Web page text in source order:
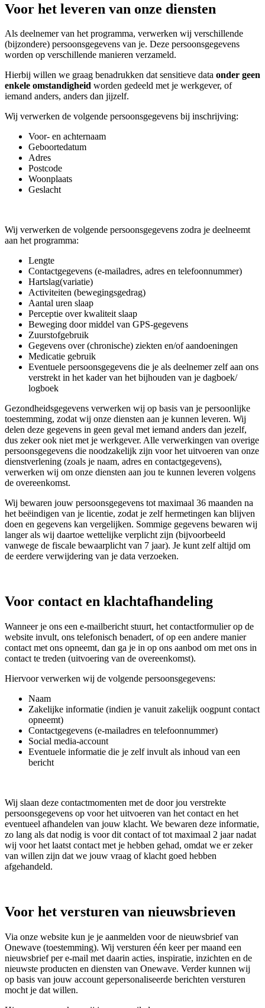
Voor het leveren van onze diensten
Als deelnemer van het programma, verwerken wij verschillende
(bijzondere) persoonsgegevens van je. Deze persoonsgegevens
worden op verschillende manieren verzameld.
Hierbij willen we graag benadrukken dat sensitieve data onder geen
enkele omstandigheid worden gedeeld met je werkgever, of
iemand anders, anders dan jijzelf.
Wij verwerken de volgende persoonsgegevens bij inschrijving:
Voor- en achternaam
Geboortedatum
Adres
Postcode
Woonplaats
Geslacht
Wij verwerken de volgende persoonsgegevens zodra je deelneemt
aan het programma:
Lengte
Contactgegevens (e-mailadres, adres en telefoonnummer)
Hartslag(variatie)
Activiteiten (bewegingsgedrag)
Aantal uren slaap
Perceptie over kwaliteit slaap
Beweging door middel van GPS-gegevens
Zuurstofgebruik
Gegevens over (chronische) ziekten en/of aandoeningen
Medicatie gebruik
Eventuele persoonsgegevens die je als deelnemer zelf aan ons
verstrekt in het kader van het bijhouden van je dagboek/
logboek
Gezondheidsgegevens verwerken wij op basis van je persoonlijke
toestemming, zodat wij onze diensten aan je kunnen leveren. Wij
delen deze gegevens in geen geval met iemand anders dan jezelf,
dus zeker ook niet met je werkgever. Alle verwerkingen van overige
persoonsgegevens die noodzakelijk zijn voor het uitvoeren van onze
dienstverlening (zoals je naam, adres en contactgegevens),
verwerken wij om onze diensten aan jou te kunnen leveren volgens
de overeenkomst.
Wij bewaren jouw persoonsgegevens tot maximaal 36 maanden na
het beëindigen van je licentie, zodat je zelf hermetingen kan blijven
doen en gegevens kan vergelijken. Sommige gegevens bewaren wij
langer als wij daartoe wettelijke verplicht zijn (bijvoorbeeld
vanwege de fiscale bewaarplicht van 7 jaar). Je kunt zelf altijd om
de eerdere verwijdering van je data verzoeken.
Voor contact en klachtafhandeling
Wanneer je ons een e-mailbericht stuurt, het contactformulier op de
website invult, ons telefonisch benadert, of op een andere manier
contact met ons opneemt, dan ga je in op ons aanbod om met ons in
contact te treden (uitvoering van de overeenkomst).
Hiervoor verwerken wij de volgende persoonsgegevens:
Naam
Zakelijke informatie (indien je vanuit zakelijk oogpunt contact
opneemt)
Contactgegevens (e-mailadres en telefoonnummer)
Social media-account
Eventuele informatie die je zelf invult als inhoud van een
bericht
Wij slaan deze contactmomenten met de door jou verstrekte
persoonsgegevens op voor het uitvoeren van het contact en het
eventueel afhandelen van jouw klacht. We bewaren deze informatie,
zo lang als dat nodig is voor dit contact of tot maximaal 2 jaar nadat
wij voor het laatst contact met je hebben gehad, omdat we er zeker
van willen zijn dat we jouw vraag of klacht goed hebben
afgehandeld.
Voor het versturen van nieuwsbrieven
Via onze website kun je je aanmelden voor de nieuwsbrief van
Onewave (toestemming). Wij versturen één keer per maand een
nieuwsbrief per e-mail met daarin acties, inspiratie, inzichten en de
nieuwste producten en diensten van Onewave. Verder kunnen wij
op basis van jouw account gepersonaliseerde berichten versturen
mocht je dat willen.